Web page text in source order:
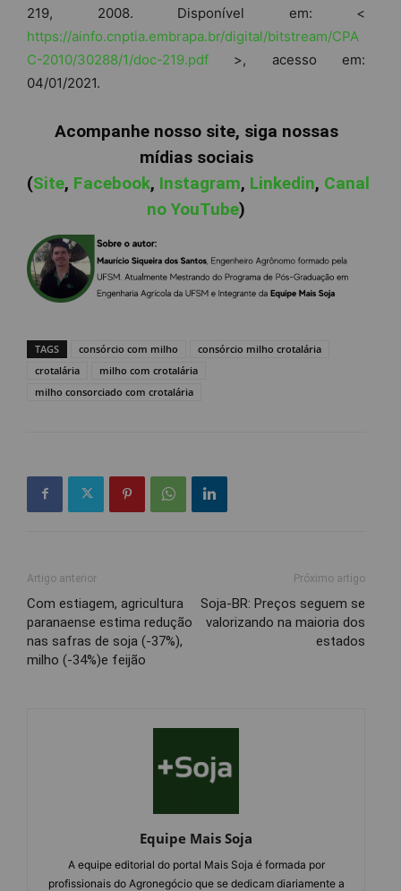
219, 2008. Disponível em: <
https://ainfo.cnptia.embrapa.br/digital/bitstream/CPA
C-2010/30288/1/doc-219.pdf >, acesso em:
04/01/2021.
Acompanhe nosso site, siga nossas
mídias sociais
(Site, Facebook, Instagram, Linkedin, Canal
no YouTube)
TAGS consórcio com milho
consórcio milho crotalária
crotalária
milho com crotalária
milho consorciado com crotalária
Artigo anterior
Com estiagem, agricultura
paranaense estima redução
nas safras de soja (-37%),
milho (-34%)e feijão
Próximo artigo
Soja-BR: Preços seguem se
valorizando na maioria dos
estados
Equipe Mais Soja
A equipe editorial do portal Mais Soja é formada por
profissionais do Agronegócio que se dedicam diariamente a